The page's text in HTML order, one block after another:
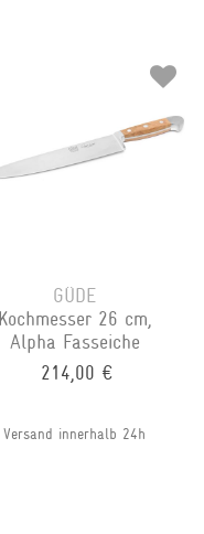
GÜDE
Kochmesser 26 cm,
Alpha Fasseiche
214,00 €
Versand innerhalb 24h